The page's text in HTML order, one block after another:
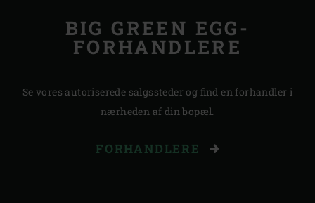
BIG GREEN EGG-
FORHANDLERE
Se vores autoriserede salgssteder og find en forhandler i
nærheden af din bopæl.
FORHANDLERE